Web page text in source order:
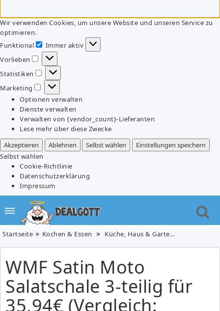
Wir verwenden Cookies, um unsere Website und unseren Service zu
optimieren.
Funktional
Funktional
Immer aktiv
Vorlieben
Vorlieben
Statistiken
Statistiken
Marketing
Marketing
Optionen verwalten
Dienste verwalten
Verwalten von {vendor_count}-Lieferanten
Lese mehr über diese Zwecke
Akzeptieren
Ablehnen Selbst wählen
Einstellungen speichern
Selbst wählen
Cookie-Richtlinie
Datenschutzerklärung
Impressum
Startseite Kochen & Essen Küche, Haus & Garten
WMF Satin Moto
Salatschale 3-teilig für
35,94€ (Vergleich: